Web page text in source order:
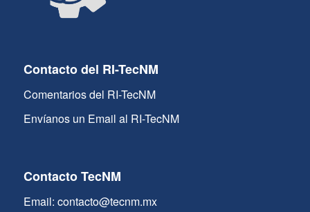
Contacto del RI-TecNM
Comentarios del RI-TecNM
Envíanos un Email al RI-TecNM
Contacto TecNM
Email: contacto@tecnm.mx